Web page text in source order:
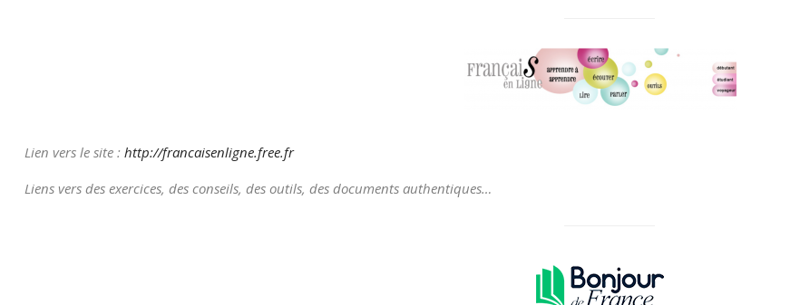
Lien vers le site : http://francaisenligne.free.fr
Liens vers des exercices, des conseils, des outils, des documents authentiques…